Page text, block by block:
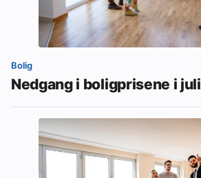
Bolig
Nedgang i boligprisene i juli